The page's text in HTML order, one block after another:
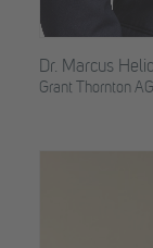
Dr. Marcus
Grant Thornton AG